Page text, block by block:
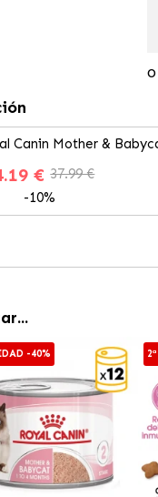
Canin Mother &
€ 37.99 €
-10%
-40%